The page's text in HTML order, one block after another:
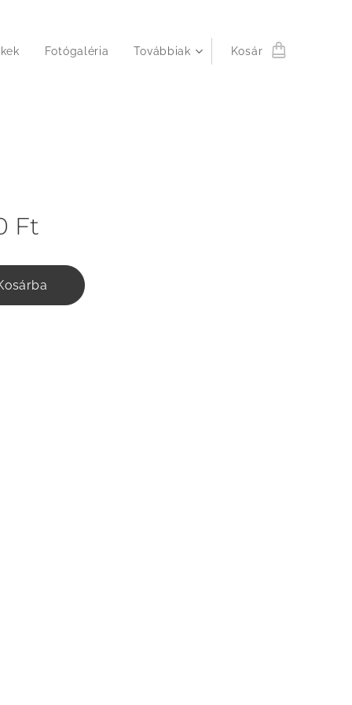
Fotógaléria Továbbiak Kosár
Ft